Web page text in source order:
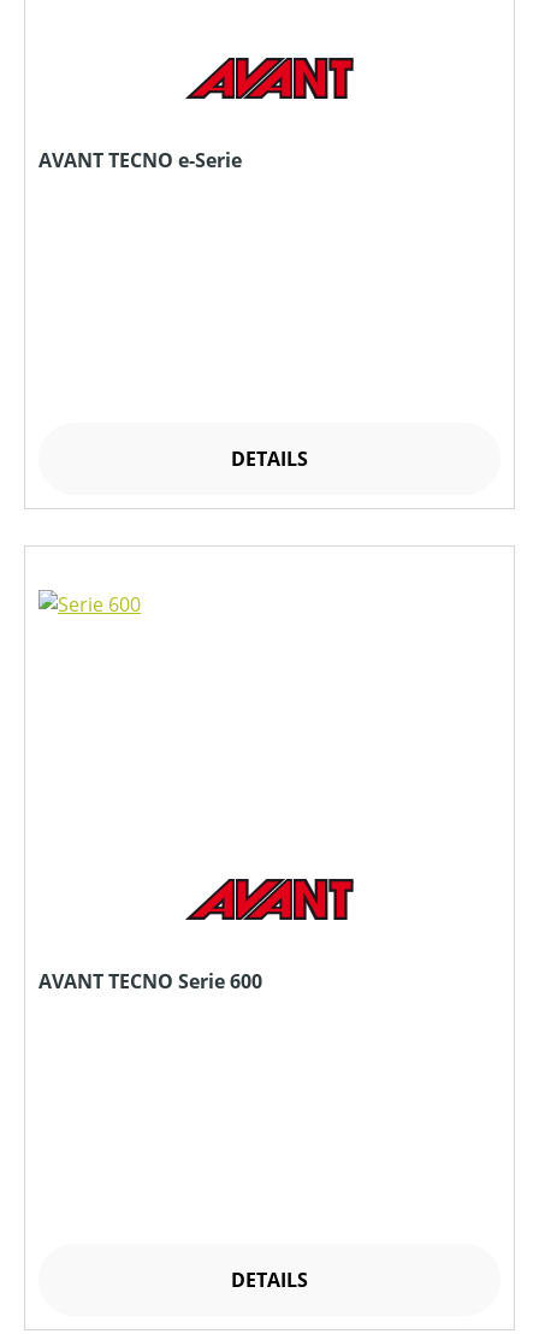
AVANT TECNO e-Serie
DETAILS
AVANT TECNO Serie 600
DETAILS